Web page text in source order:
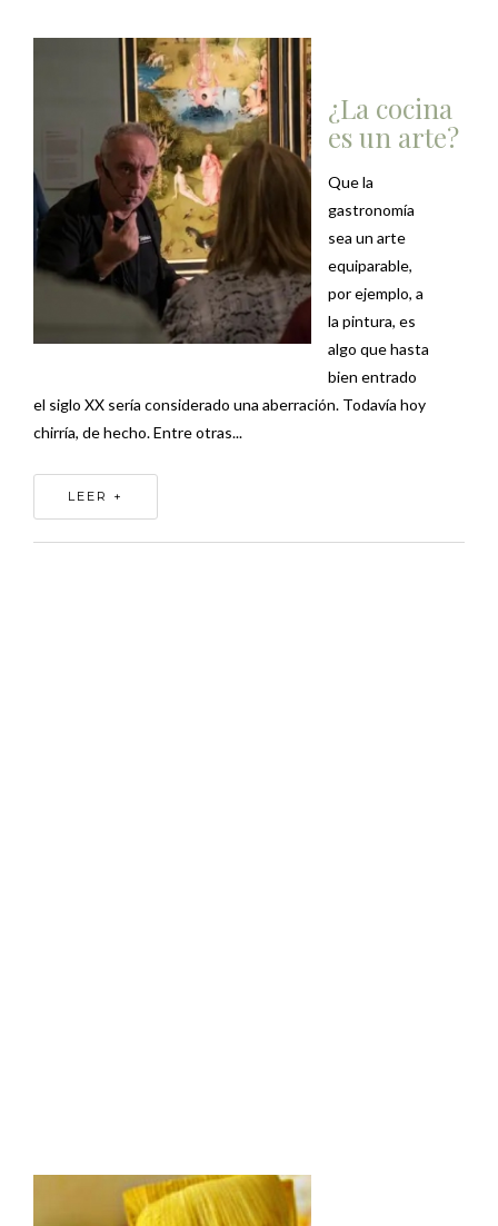
¿La cocina
es un arte?
Que la
gastronomía
sea un arte
equiparable,
por ejemplo, a
la pintura, es
algo que hasta
bien entrado
el siglo XX sería considerado una aberración. Todavía hoy
chirría, de hecho. Entre otras...
LEER +